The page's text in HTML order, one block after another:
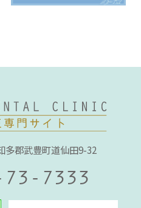
多郡武豊町道仙田9-32
7333